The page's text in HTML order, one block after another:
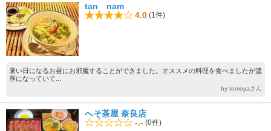
tan nam
4.0 (1件)
暑い日になるお昼にお邪魔することができました。オススメの料理を食べましたが濃
厚になっていて...
by tomoyaさん
へそ茶屋 奈良店
-.- (0件)